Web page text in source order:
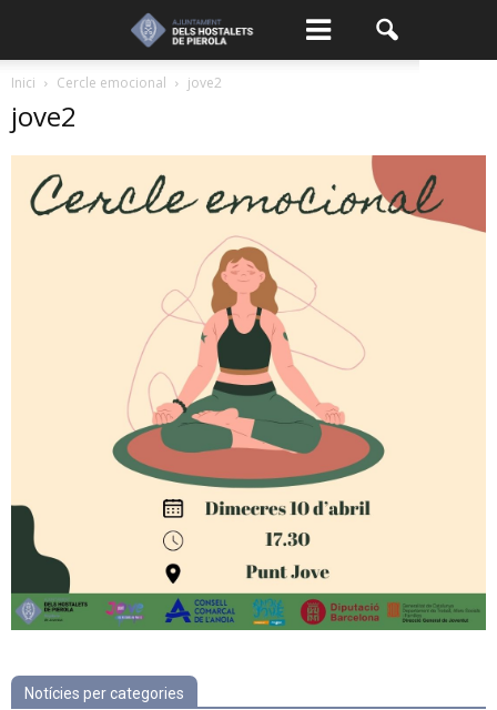
Inici Cercle emocional jove2
jove2
Notícies per categories